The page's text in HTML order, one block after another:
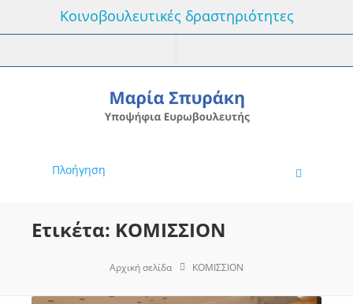
Κοινοβουλευτικές δραστηριότητες
Πλοήγηση
Ετικέτα: ΚΟΜΙΣΣΙΟΝ
Αρχική σελίδα ΚΟΜΙΣΣΙΟΝ